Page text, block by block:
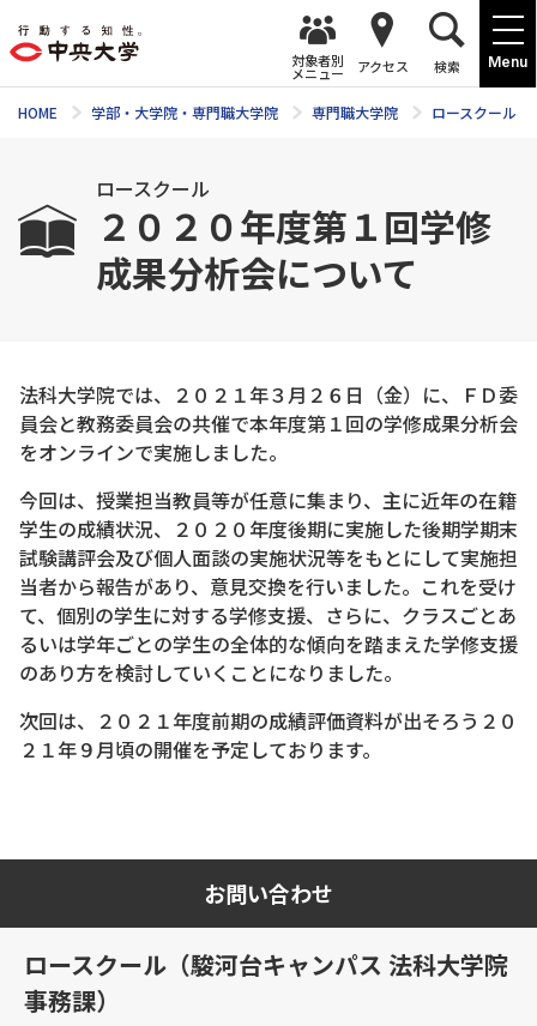
Menu
対象者別
メニュー アクセス 検索
HOME 学部・大学院・専門職大学院 専門職大学院 ロースクール
ロースクール
２０２０年度第１回学修
成果分析会について
法科大学院では、２０２１年３月２６日（金）に、ＦＤ委
員会と教務委員会の共催で本年度第１回の学修成果分析会
をオンラインで実施しました。
今回は、授業担当教員等が任意に集まり、主に近年の在籍
学生の成績状況、２０２０年度後期に実施した後期学期末
試験講評会及び個人面談の実施状況等をもとにして実施担
当者から報告があり、意見交換を行いました。これを受け
て、個別の学生に対する学修支援、さらに、クラスごとあ
るいは学年ごとの学生の全体的な傾向を踏まえた学修支援
のあり方を検討していくことになりました。
次回は、２０２１年度前期の成績評価資料が出そろう２０
２１年９月頃の開催を予定しております。
お問い合わせ
ロースクール（駿河台キャンパス 法科大学院
事務課）